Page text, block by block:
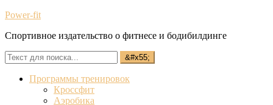
Power-fit
Спортивное издательство о фитнесе и бодибилдинге
Программы тренировок
Кроссфит
Аэробика